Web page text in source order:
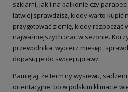
szklarni, jak i na balkonie czy
łatwiej sprawdzisz, kiedy warto kupić
przygotować ziemię, kiedy rozpocząć
najważniejszych prac w sezonie.
przewodnika: wybierz miesiąc,
dopasuj je do swojej uprawy.
Pamiętaj, że terminy wysiewu,
orientacyjne, bo w polskim klimacie